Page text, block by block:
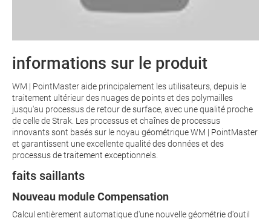
informations sur le produit
WM | PointMaster aide principalement les utilisateurs, depuis le
traitement ultérieur des nuages de points et des polymailles
jusqu'au processus de retour de surface, avec une qualité proche
de celle de Strak. Les processus et chaînes de processus
innovants sont basés sur le noyau géométrique WM | PointMaster
et garantissent une excellente qualité des données et des
processus de traitement exceptionnels.
faits saillants
Nouveau module Compensation
Calcul entièrement automatique d'une nouvelle géométrie d'outil